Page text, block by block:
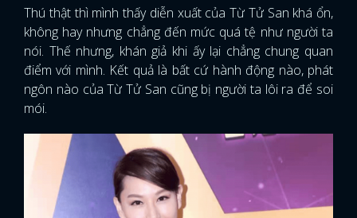
Thú thật thì mình thấy diễn xuất của Từ Tử San khá ổn,
không hay nhưng chẳng đến mức quá tệ như người ta
nói. Thế nhưng, khán giả khi ấy lại chẳng chung quan
điểm với mình. Kết quả là bất cứ hành động nào, phát
ngôn nào của Từ Tử San cũng bị người ta lôi ra để soi
mói.